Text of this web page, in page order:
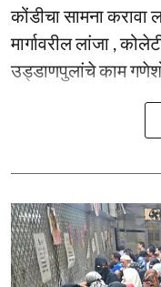
कोंडीचा सामना करावा
मार्गावरील लांजा ,
उड्डाणपुलांचे काम